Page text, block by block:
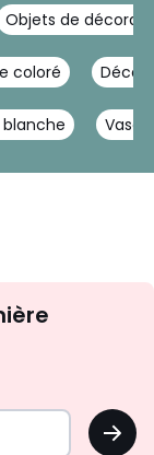
Objets de
coloré
blanche Vase
OK